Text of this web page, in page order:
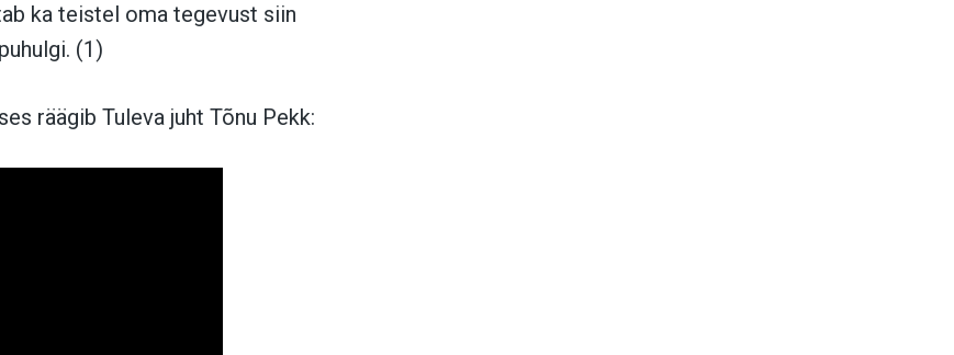
ka teistel oma tegevust siin
(1)
räägib Tuleva juht Tõnu Pekk: